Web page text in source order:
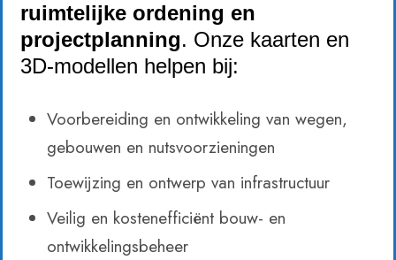
ruimtelijke ordening en
projectplanning. Onze kaarten en
3D-modellen helpen bij:
Voorbereiding en ontwikkeling van wegen,
gebouwen en nutsvoorzieningen
Toewijzing en ontwerp van infrastructuur
Veilig en kostenefficiënt bouw- en
ontwikkelingsbeheer